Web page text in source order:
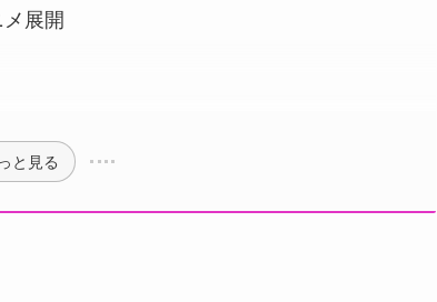
展開
と見る